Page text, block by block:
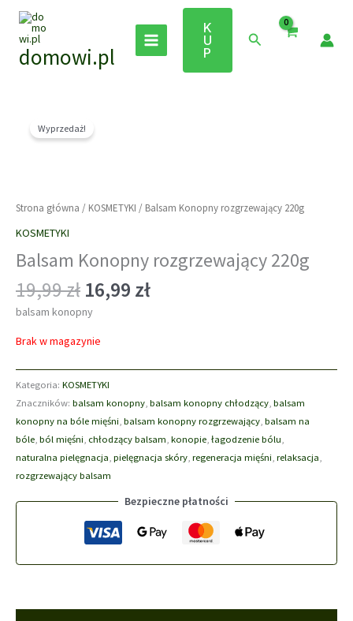
Przejdź
treścidomowi.pl
K
U
P
Szukaj
Wyprzedaż!
Strona główna / KOSMETYKI / Balsam Konopny rozgrzewający 220g
KOSMETYKI
Balsam Konopny rozgrzewający 220g
19,99zł Pierwotna
cena
wynosiła:
19,99 zł.
16,99 złAktualna
balsam konopny
Brak w magazynie
Kategoria: KOSMETYKI
Znaczników: balsam konopny balsam konopny chłodzący balsam
konopny na bóle mięśni balsam konopny rozgrzewający balsam na
bóle ból mięśni chłodzący balsam konopie łagodzenie bólu
naturalna pielęgnacja pielęgnacja skóry regeneracja mięśni relaksacja
rozgrzewający balsam
Bezpieczne płatności